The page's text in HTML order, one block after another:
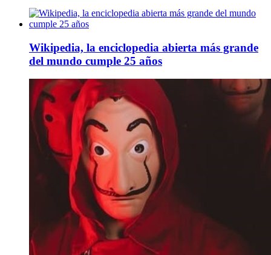
Wikipedia, la enciclopedia abierta más grande
del mundo cumple 25 años